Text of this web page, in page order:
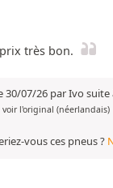
très bon.
30/07/26 par Ivo suite
voir l'original (néerlandais)
vous ces pneus ?